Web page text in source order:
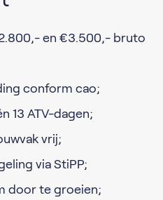
en €3.500,- bruto
conform cao;
13 ATV-dagen;
vrij;
via StiPP;
door te groeien;